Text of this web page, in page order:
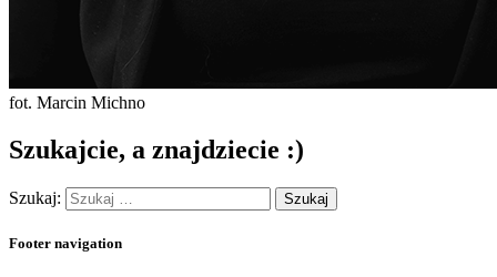
fot. Marcin Michno
Szukajcie, a znajdziecie :)
Szukaj:
Footer navigation